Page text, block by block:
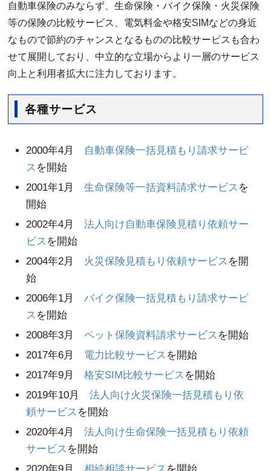
自動車保険のみならず、生命保険・バイク保険・火災保険
等の保険の比較サービス、電気料金や格安SIMなどの身近
なもので節約のチャンスとなるものの比較サービスも合わ
せて展開しており、中立的な立場からより一層のサービス
向上と利用者拡大に注力しております。
各種サービス
2000年4月 自動車保険一括見積もり請求サービ
ス を開始
2001年1月生命保険等一括資料請求サービス を
開始
2002年4月法人向け自動車保険見積り依頼サー
ビス を開始
2004年2月 火災保険見積もり依頼サービス を開
始
2006年1月バイク保険一括見積もり請求サービ
ス を開始
2008年3月ペット保険資料請求サービス を開始
2017年6月 電力比較サービス を開始
2017年9月格安SIM比較サービス を開始
2019年10月法人向け火災保険一括見積もり依
頼サービス を開始
2020年4月法人向け生命保険一括見積もり依頼
サービス を開始
2020年9月相続相談サービス を開始